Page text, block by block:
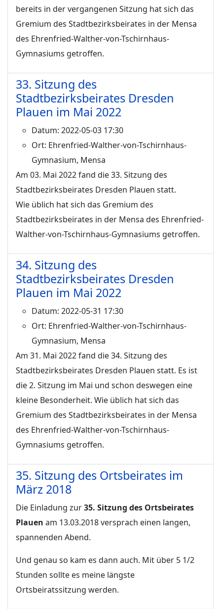
bereits in der vergangenen Sitzung hat sich das
Gremium des Stadtbezirksbeirates in der Mensa
des Ehrenfried-Walther-von-Tschirnhaus-
Gymnasiums getroffen.
33. Sitzung des
Stadtbezirksbeirates Dresden
Plauen im Mai 2022
Datum: 2022-05-03 17:30
Ort: Ehrenfried-Walther-von-Tschirnhaus-
Gymnasium, Mensa
Am 03. Mai 2022 fand die 33. Sitzung des
Stadtbezirksbeirates Dresden Plauen statt.
Wie üblich hat sich das Gremium des
Stadtbezirksbeirates in der Mensa des Ehrenfried-
Walther-von-Tschirnhaus-Gymnasiums getroffen.
34. Sitzung des
Stadtbezirksbeirates Dresden
Plauen im Mai 2022
Datum: 2022-05-31 17:30
Ort: Ehrenfried-Walther-von-Tschirnhaus-
Gymnasium, Mensa
Am 31. Mai 2022 fand die 34. Sitzung des
Stadtbezirksbeirates Dresden Plauen statt. Es ist
die 2. Sitzung im Mai und schon deswegen eine
kleine Besonderheit. Wie üblich hat sich das
Gremium des Stadtbezirksbeirates in der Mensa
des Ehrenfried-Walther-von-Tschirnhaus-
Gymnasiums getroffen.
35. Sitzung des Ortsbeirates im
März 2018
Die Einladung zur35. Sitzung des Ortsbeirates
Plauen am 13.03.2018 versprach einen langen,
spannenden Abend.
Und genau so kam es dann auch. Mit über 5 1/2
Stunden sollte es meine längste
Ortsbeiratssitzung werden.